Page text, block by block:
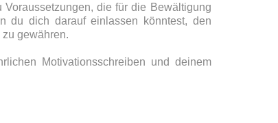
die für die Bewältigung
du dich darauf einlassen könntest, den
gewähren.
Motivationsschreiben und deinem